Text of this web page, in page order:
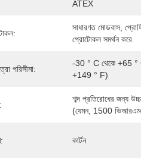
ATEX
সাধারণত মোডবাস,
প্রোটোকল সমর্থন করে
পরিসীমা:
-30 ° C থেকে +65 °
+149 ° F)
শব্দ প্রতিরোধের জন্য
(যেমন, 1500
কার্টন